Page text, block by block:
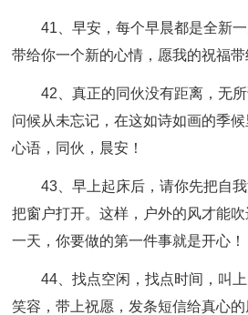
41、早安，每个早晨都是全新
带给你一个新的心情，愿我的祝福带
42、真正的同伙没有距离，无
问候从未忘记，在这如诗如画的季
心语，同伙，晨安！
43、早上起床后，请你先把自
把窗户打开。这样，户外的风才能
一天，你要做的第一件事就是开心！
44、找点空闲，找点时间，叫
笑容，带上祝愿，发条短信给真心